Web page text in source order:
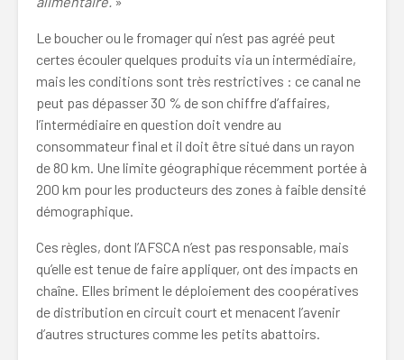
Le boucher ou le fromager qui n’est pas agréé peut
certes écouler quelques produits via un intermédiaire,
mais les conditions sont très restrictives : ce canal ne
peut pas dépasser 30 % de son chiffre d’affaires,
l’intermédiaire en question doit vendre au
consommateur final et il doit être situé dans un rayon
de 80 km. Une limite géographique récemment portée à
200 km pour les producteurs des zones à faible densité
démographique.
Ces règles, dont l’AFSCA n’est pas responsable, mais
qu’elle est tenue de faire appliquer, ont des impacts en
chaîne. Elles briment le déploiement des coopératives
de distribution en circuit court et menacent l’avenir
d’autres structures comme les petits abattoirs.